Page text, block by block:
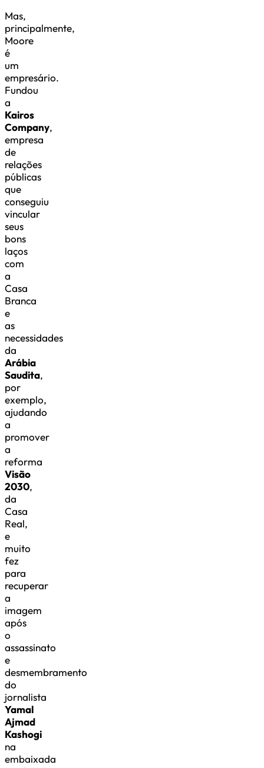
Mas,
principalmente,
Moore
é
um
empresário.
Fundou
a
Kairos
Company,
empresa
de
relações
públicas
que
conseguiu
vincular
seus
bons
laços
com
a
Casa
Branca
e
as
necessidades
da
Arábia
Saudita,
por
exemplo,
ajudando
a
promover
a
reforma
Visão
2030,
da
Casa
Real,
e
muito
fez
para
recuperar
a
imagem
após
o
assassinato
e
desmembramento
do
jornalista
Yamal
Ajmad
Kashogi
na
embaixada